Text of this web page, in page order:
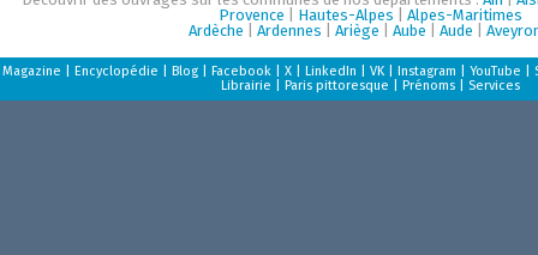
Provence
Hautes-Alpes
Alpes-Maritimes
Ardèche
Ardennes Ariège Aube Aude
Magazine Encyclopédie Blog| Facebook| X| LinkedIn VK| Instagram YouTube
Librairie
Paris pittoresque Prénoms| Services